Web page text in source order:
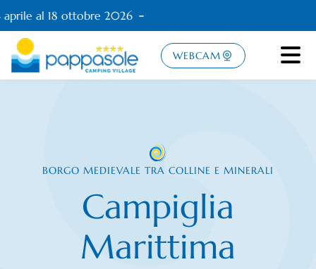
al 18 ottobre 2026
WEBCAM
Campiglia
Marittima
BORGO MEDIEVALE TRA COLLINE E MINERALI